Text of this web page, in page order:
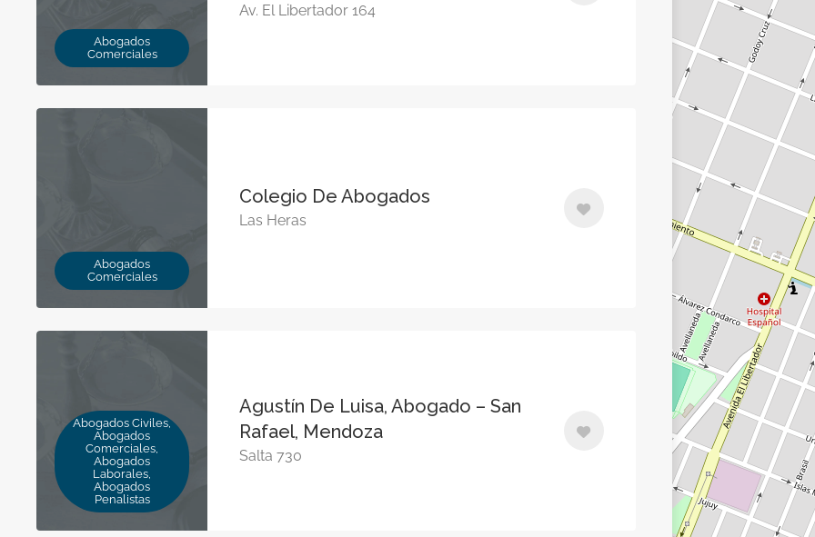
Abogados
Comerciales
Av. El Libertador 164
Abogados
Comerciales
Colegio De Abogados
Las Heras
Abogados Civiles,
Abogados
Comerciales,
Abogados
Laborales,
Abogados
Penalistas
Agustín De Luisa, Abogado – San
Rafael, Mendoza
Salta 730